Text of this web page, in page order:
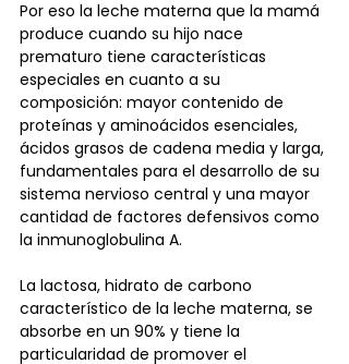
Por eso la leche materna que la mamá
produce cuando su hijo nace
prematuro tiene características
especiales en cuanto a su
composición: mayor contenido de
proteínas y aminoácidos esenciales,
ácidos grasos de cadena media y larga,
fundamentales para el desarrollo de su
sistema nervioso central y una mayor
cantidad de factores defensivos como
la inmunoglobulina A.
La lactosa, hidrato de carbono
característico de la leche materna, se
absorbe en un 90% y tiene la
particularidad de promover el